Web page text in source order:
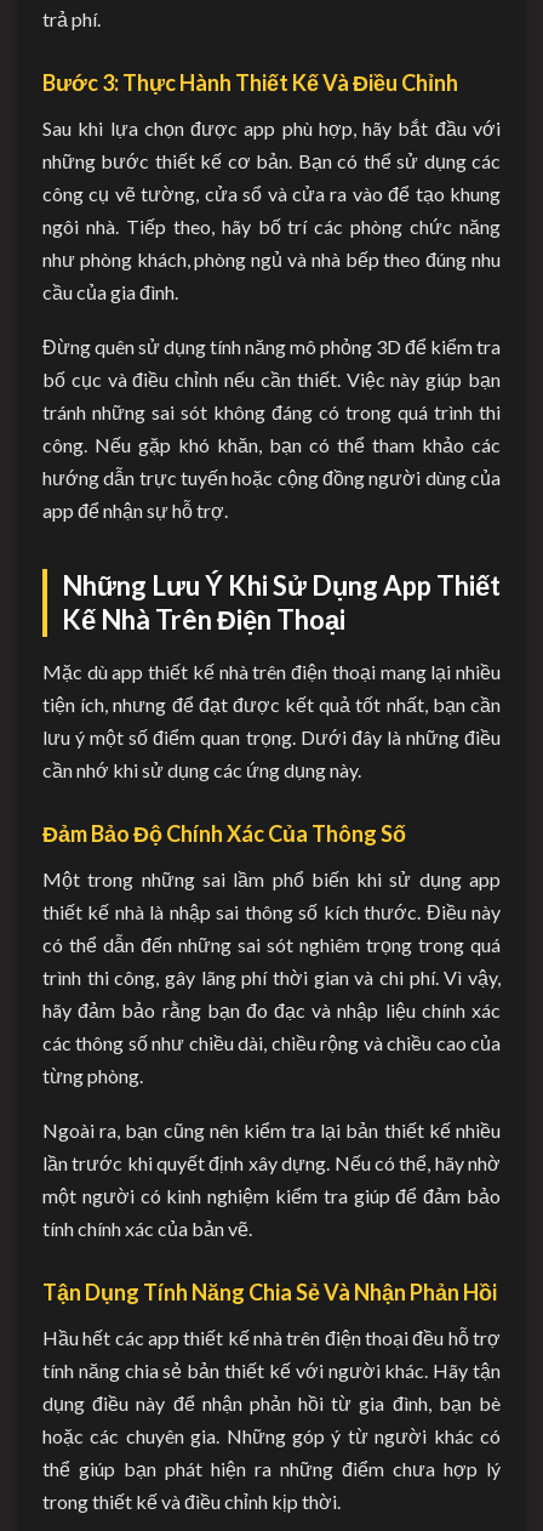
trả phí.
Bước 3: Thực Hành Thiết Kế Và Điều Chỉnh
Sau khi lựa chọn được app phù hợp, hãy bắt đầu với
những bước thiết kế cơ bản. Bạn có thể sử dụng các
công cụ vẽ tường, cửa sổ và cửa ra vào để tạo khung
ngôi nhà. Tiếp theo, hãy bố trí các phòng chức năng
như phòng khách, phòng ngủ và nhà bếp theo đúng nhu
cầu của gia đình.
Đừng quên sử dụng tính năng mô phỏng 3D để kiểm tra
bố cục và điều chỉnh nếu cần thiết. Việc này giúp bạn
tránh những sai sót không đáng có trong quá trình thi
công. Nếu gặp khó khăn, bạn có thể tham khảo các
hướng dẫn trực tuyến hoặc cộng đồng người dùng của
app để nhận sự hỗ trợ.
Những Lưu Ý Khi Sử Dụng App Thiết
Kế Nhà Trên Điện Thoại
Mặc dù app thiết kế nhà trên điện thoại mang lại nhiều
tiện ích, nhưng để đạt được kết quả tốt nhất, bạn cần
lưu ý một số điểm quan trọng. Dưới đây là những điều
cần nhớ khi sử dụng các ứng dụng này.
Đảm Bảo Độ Chính Xác Của Thông Số
Một trong những sai lầm phổ biến khi sử dụng app
thiết kế nhà là nhập sai thông số kích thước. Điều này
có thể dẫn đến những sai sót nghiêm trọng trong quá
trình thi công, gây lãng phí thời gian và chi phí. Vì vậy,
hãy đảm bảo rằng bạn đo đạc và nhập liệu chính xác
các thông số như chiều dài, chiều rộng và chiều cao của
từng phòng.
Ngoài ra, bạn cũng nên kiểm tra lại bản thiết kế nhiều
lần trước khi quyết định xây dựng. Nếu có thể, hãy nhờ
một người có kinh nghiệm kiểm tra giúp để đảm bảo
tính chính xác của bản vẽ.
Tận Dụng Tính Năng Chia Sẻ Và Nhận Phản Hồi
Hầu hết các app thiết kế nhà trên điện thoại đều hỗ trợ
tính năng chia sẻ bản thiết kế với người khác. Hãy tận
dụng điều này để nhận phản hồi từ gia đình, bạn bè
hoặc các chuyên gia. Những góp ý từ người khác có
thể giúp bạn phát hiện ra những điểm chưa hợp lý
trong thiết kế và điều chỉnh kịp thời.